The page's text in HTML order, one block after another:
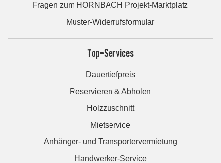
Fragen zum HORNBACH Projekt-Marktplatz
Muster-Widerrufsformular
Top-Services
Dauertiefpreis
Reservieren & Abholen
Holzzuschnitt
Mietservice
Anhänger- und Transportervermietung
Handwerker-Service